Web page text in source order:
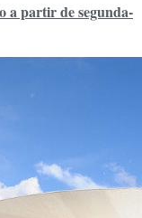
a partir de segunda-